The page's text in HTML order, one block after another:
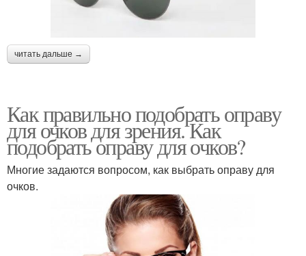
читать дальше →
Как правильно подобрать оправу
для очков для зрения. Как
подобрать оправу для очков?
Многие задаются вопросом, как выбрать оправу для
очков.